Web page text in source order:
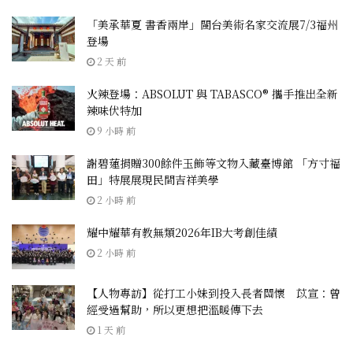
「美承華夏 書香兩岸」閩台美術名家交流展7/3福州
登場
2 天 前
火辣登場：ABSOLUT 與 TABASCO® 攜手推出全新
辣味伏特加
9 小時 前
謝碧蓮捐贈300餘件玉飾等文物入藏臺博館 「方寸福
田」特展展現民間吉祥美學
2 小時 前
耀中耀華有教無類2026年IB大考創佳績
2 小時 前
【人物專訪】從打工小妹到投入長者關懷 苡宣：曾
經受過幫助，所以更想把溫暖傳下去
1 天 前